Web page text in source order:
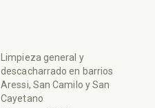
Limpieza general y
descacharrado en barrios
Aressi, San Camilo y San
Cayetano